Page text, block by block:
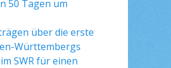
50 Tagen um
über die erste
Württembergs
SWR für einen